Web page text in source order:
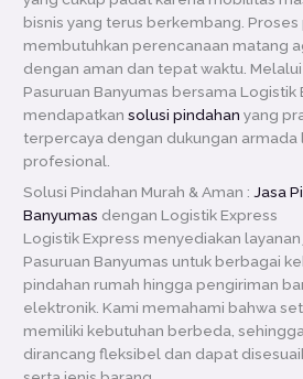
bisnis yang terus berkembang.
membutuhkan perencanaan matang
dengan aman dan tepat waktu.
Pasuruan Banyumas bersama Logistik
mendapatkansolusi pindahan yang
terpercaya dengan dukungan armada
profesional.
Solusi Pindahan Murah & Aman : Jasa
Banyumas dengan Logistik Express
Logistik Express menyediakan
Pasuruan Banyumas untuk berbagai
pindahan rumah hingga pengiriman
elektronik. Kami memahami bahwa
memiliki kebutuhan berbeda,
dirancang fleksibel dan dapat